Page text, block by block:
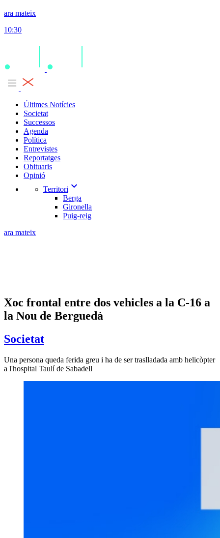
ara mateix
10:30
Últimes Notícies
Societat
Successos
Agenda
Política
Entrevistes
Reportatges
Obituaris
Opinió
Territori expand_more
Berga
Gironella
Puig-reig
ara mateix
Xoc frontal entre dos vehicles a la C-16 a
la Nou de Berguedà
Societat
Una persona queda ferida greu i ha de ser traslladada amb helicòpter
a l'hospital Taulí de Sabadell